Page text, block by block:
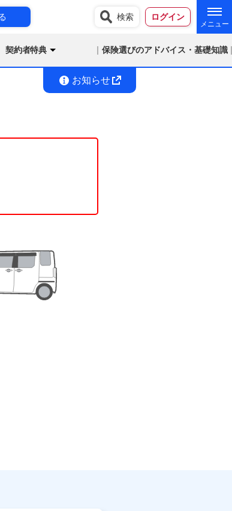
検索 ログイン
契約者特典 保険選びのアドバイス・基礎知識
お知らせ